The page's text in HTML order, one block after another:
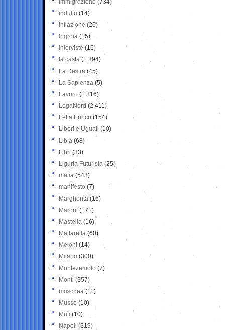
Immigrazione (734)
indulto (14)
inflazione (26)
Ingroia (15)
Interviste (16)
la casta (1.394)
La Destra (45)
La Sapienza (5)
Lavoro (1.316)
LegaNord (2.411)
Letta Enrico (154)
Liberi e Uguali (10)
Libia (68)
Libri (33)
Liguria Futurista (25)
mafia (543)
manifesto (7)
Margherita (16)
Maroni (171)
Mastella (16)
Mattarella (60)
Meloni (14)
Milano (300)
Montezemolo (7)
Monti (357)
moschea (11)
Musso (10)
Muti (10)
Napoli (319)